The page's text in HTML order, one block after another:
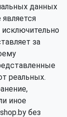
данных
исключительно
за
реальных.
иное
без